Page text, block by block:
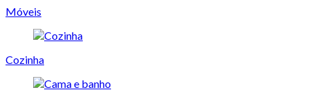
Móveis
Cozinha